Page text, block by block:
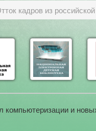
кадров из
компьютеризации и